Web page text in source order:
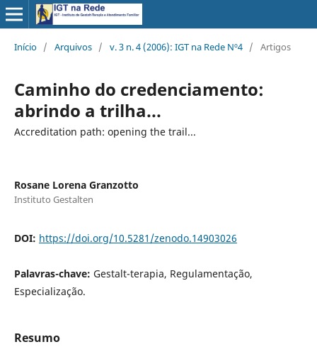
Início / Arquivos / v. 3 n. 4 (2006): IGT na Rede Nº4 / Artigos
Caminho do credenciamento:
abrindo a trilha...
Accreditation path: opening the trail...
Rosane Lorena Granzotto
Instituto Gestalten
DOI: https://doi.org/10.5281/zenodo.14903026
Palavras-chave: Gestalt-terapia, Regulamentação,
Especialização.
Resumo